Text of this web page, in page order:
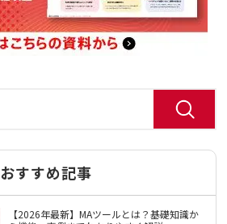
おすすめ記事
【2026年最新】MAツールとは？基礎知識か